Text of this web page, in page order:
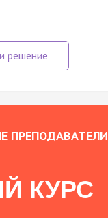
ПРЕПОДАВАТЕЛИ
КУРС